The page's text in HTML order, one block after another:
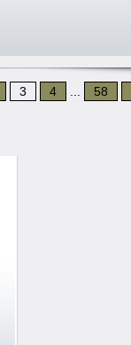
3 4 58